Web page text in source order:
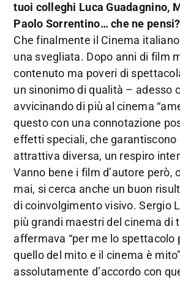
tuoi colleghi Luca Guadagnino,
Paolo Sorrentino… che ne pensi?
Che finalmente il Cinema
una svegliata. Dopo anni di film
contenuto ma poveri di
un sinonimo di qualità – adesso
avvicinando di più al cinema
questo con una connotazione
effetti speciali, che garantiscono
attrattiva diversa, un respiro
Vanno bene i film d’autore però,
mai, si cerca anche un buon
di coinvolgimento visivo. Sergio
più grandi maestri del cinema di
affermava “per me lo spettacolo
quello del mito e il cinema è
assolutamente d’accordo con